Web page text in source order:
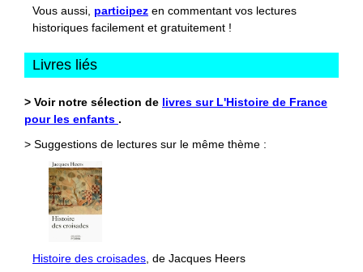
Vous aussi, participez en commentant vos lectures
historiques facilement et gratuitement !
Livres liés
> Voir notre sélection de livres sur L'Histoire de France
pour les enfants .
> Suggestions de lectures sur le même thème :
Histoire des croisades, de Jacques Heers